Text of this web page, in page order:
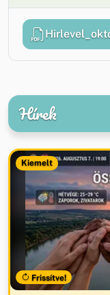
Hírek
Kiemelt
Frissítve!